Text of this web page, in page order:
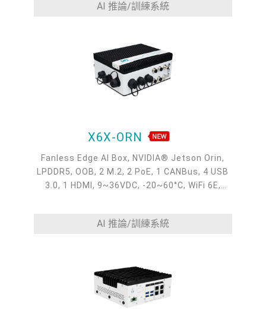
AI 推論/訓練系統
X6X-ORN
Fanless Edge AI Box, NVIDIA® Jetson Orin,
LPDDR5, OOB, 2 M.2, 2 PoE, 1 CANBus, 4 USB
3.0, 1 HDMI, 9~36VDC, -20~60°C, WiFi 6E,
AI 推論/訓練系統